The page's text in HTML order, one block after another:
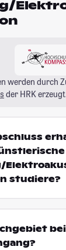
werden durch
der HRK
studiere?